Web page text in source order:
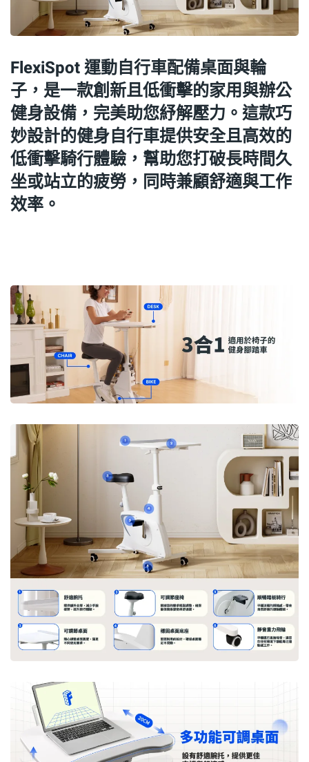
FlexiSpot 運動自行車配備桌面與輪
子，是一款創新且低衝擊的家用與辦公
健身設備，完美助您紓解壓力。這款巧
妙設計的健身自行車提供安全且高效的
低衝擊騎行體驗，幫助您打破長時間久
坐或站立的疲勞，同時兼顧舒適與工作
效率。